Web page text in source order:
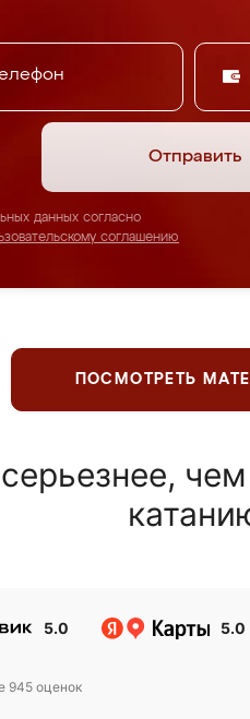
Отправить
данных согласно
соглашению
ПОСМОТРЕТЬ
5.0 5.0
945 оценок